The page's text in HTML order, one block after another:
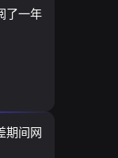
了一年
期间网